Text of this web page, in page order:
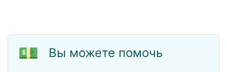
💵
Вы можете помочь